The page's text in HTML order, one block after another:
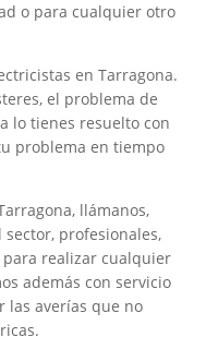
o para cualquier otro
en Tarragona.
el problema de
lo tienes resuelto con
problema en tiempo
llámanos,
profesionales,
realizar cualquier
además con servicio
las averías que no